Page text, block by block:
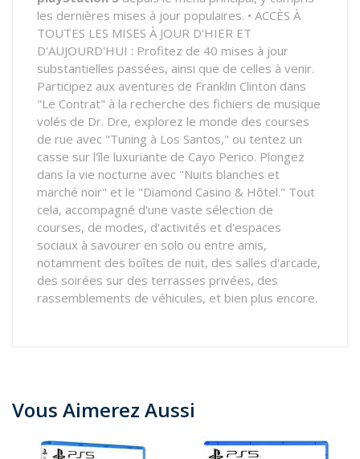
les dernières mises à jour populaires. • ACCÈS À
TOUTES LES MISES À JOUR D'HIER ET
D'AUJOURD'HUI : Profitez de 40 mises à jour
substantielles passées, ainsi que de celles à venir.
Participez aux aventures de Franklin Clinton dans
"Le Contrat" à la recherche des fichiers de musique
volés de Dr. Dre, explorez le monde des courses
de rue avec "Tuning à Los Santos," ou tentez un
casse sur l'île luxuriante de Cayo Perico. Plongez
dans la vie nocturne avec "Nuits blanches et
marché noir" et le "Diamond Casino & Hôtel." Tout
cela, accompagné d'une vaste sélection de
courses, de modes, d'activités et d'espaces
sociaux à savourer en solo ou entre amis,
notamment des boîtes de nuit, des salles d'arcade,
des soirées sur des terrasses privées, des
rassemblements de véhicules, et bien plus encore.
Vous Aimerez Aussi